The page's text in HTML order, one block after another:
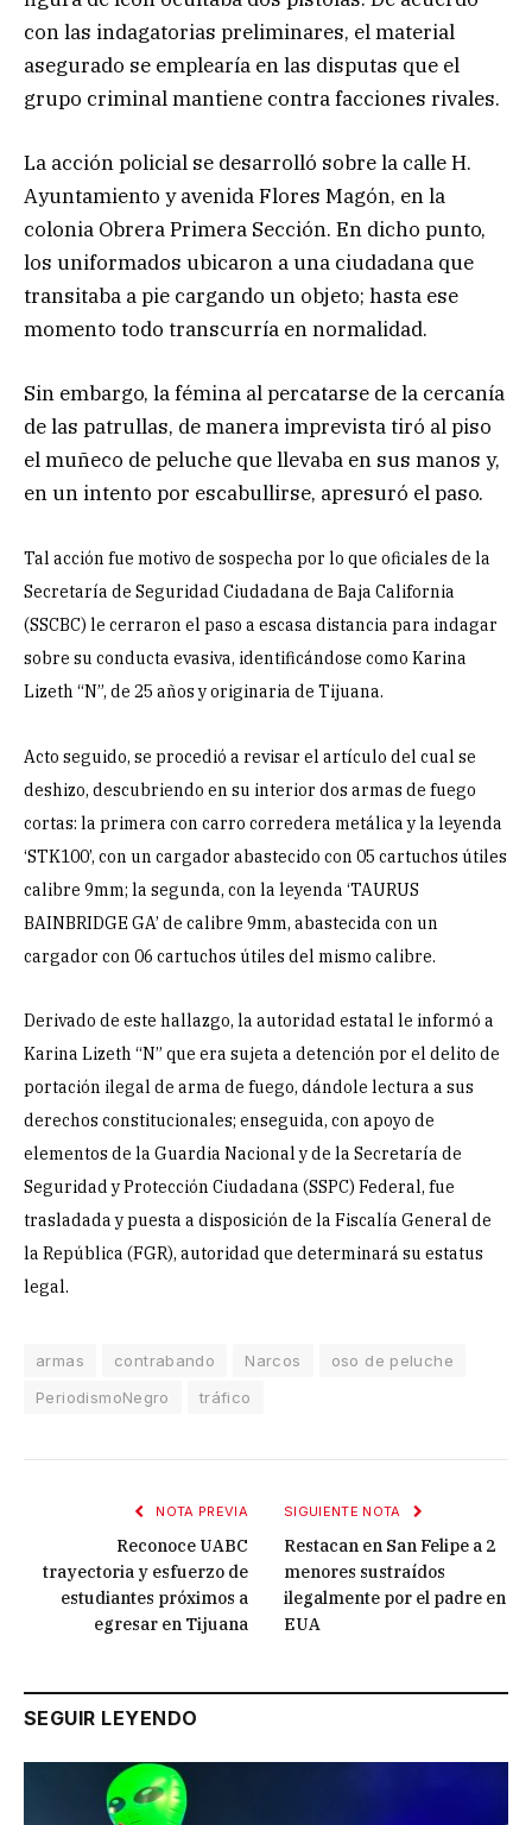
con las indagatorias preliminares, el material
asegurado se emplearía en las disputas que el
grupo criminal mantiene contra facciones rivales.
La acción policial se desarrolló sobre la calle H.
Ayuntamiento y avenida Flores Magón, en la
colonia Obrera Primera Sección. En dicho punto,
los uniformados ubicaron a una ciudadana que
transitaba a pie cargando un objeto; hasta ese
momento todo transcurría en normalidad.
Sin embargo, la fémina al percatarse de la cercanía
de las patrullas, de manera imprevista tiró al piso
el muñeco de peluche que llevaba en sus manos y,
en un intento por escabullirse, apresuró el paso.
Tal acción fue motivo de sospecha por lo que oficiales de la
Secretaría de Seguridad Ciudadana de Baja California
(SSCBC) le cerraron el paso a escasa distancia para indagar
sobre su conducta evasiva, identificándose como Karina
Lizeth “N”, de 25 años y originaria de Tijuana.
Acto seguido, se procedió a revisar el artículo del cual se
deshizo, descubriendo en su interior dos armas de fuego
cortas: la primera con carro corredera metálica y la leyenda
‘STK100’, con un cargador abastecido con 05 cartuchos útiles
calibre 9mm; la segunda, con la leyenda ‘TAURUS
BAINBRIDGE GA’ de calibre 9mm, abastecida con un
cargador con 06 cartuchos útiles del mismo calibre.
Derivado de este hallazgo, la autoridad estatal le informó a
Karina Lizeth “N” que era sujeta a detención por el delito de
portación ilegal de arma de fuego, dándole lectura a sus
derechos constitucionales; enseguida, con apoyo de
elementos de la Guardia Nacional y de la Secretaría de
Seguridad y Protección Ciudadana (SSPC) Federal, fue
trasladada y puesta a disposición de la Fiscalía General de
la República (FGR), autoridad que determinará su estatus
legal.
armas contrabando Narcos
oso de peluche
PeriodismoNegro
tráfico
NOTA PREVIA
Reconoce UABC
trayectoria y esfuerzo de
estudiantes próximos a
egresar en Tijuana
SIGUIENTE NOTA
Restacan en San Felipe a 2
menores sustraídos
ilegalmente por el padre en
EUA
SEGUIR LEYENDO